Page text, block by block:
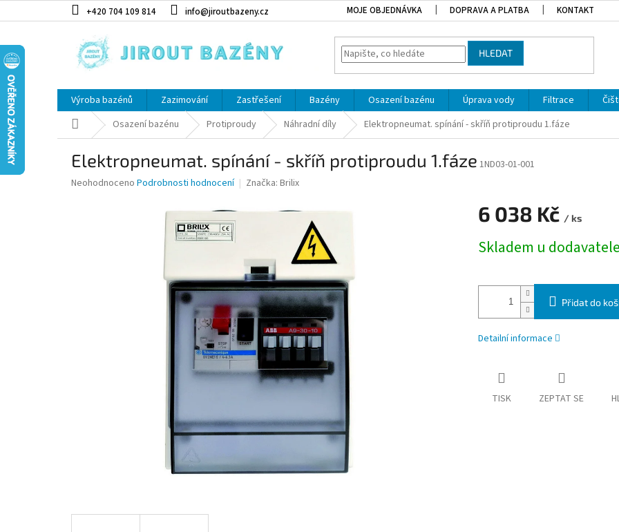
+420 704 109 814 info@jiroutbazeny.cz MOJE OBJEDNÁVKA DOPRAVA A PLATBA KONTAKT
HLEDAT
Výroba bazénů Zazimování Zastřešení Bazény Osazení bazénu Úprava vody Filtrace
Domů Osazení bazénu Protiproudy Náhradní díly Elektropneumat. spínání - skříň protiproudu 1.fáze
Elektropneumat. spínání - skříň protiproudu 1.fáze 1ND03-01-001
Průměrné hodnocení produktu je 0,0 z 5 hvězdiček.
Neohodnoceno Podrobnosti hodnocení Značka: Brilix
6 038 Kč / ks
Skladem u dodavatele
Přidat do
Detailní informace
TISK ZEPTAT SE